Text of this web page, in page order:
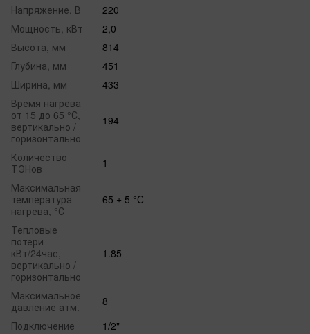
Напряжение, В
220
Мощность, кВт
2,0
Высота, мм
814
Глубина, мм
451
Ширина, мм
433
Время нагрева
от 15 до 65 °С,
вертикально /
горизонтально
194
Количество
ТЭНов
1
Максимальная
температура
нагрева, °С
65 ± 5 °C
Тепловые
потери
кВт/24час,
вертикально /
горизонтально
1.85
Максимальное
давление атм.
8
Подключение
1/2"